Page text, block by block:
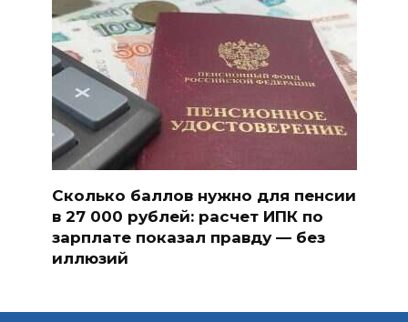
Сколько баллов нужно для пенсии
в 27 000 рублей: расчет ИПК по
зарплате показал правду — без
иллюзий